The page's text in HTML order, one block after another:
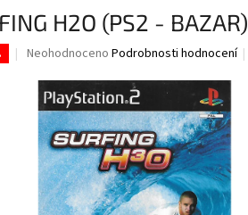
H2O (PS2 - BAZAR)
Průměrné
produktu
0,0
hvězdiček.
Neohodnoceno Podrobnosti hodnocení